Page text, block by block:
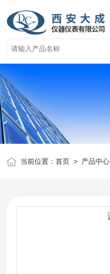
当前位置：首页 > 产品中心